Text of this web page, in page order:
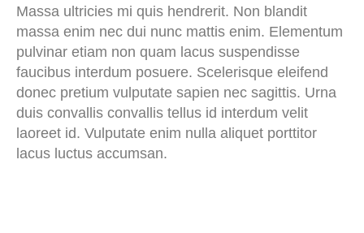
Massa ultricies mi quis hendrerit. Non blandit
massa enim nec dui nunc mattis enim. Elementum
pulvinar etiam non quam lacus suspendisse
faucibus interdum posuere. Scelerisque eleifend
donec pretium vulputate sapien nec sagittis. Urna
duis convallis convallis tellus id interdum velit
laoreet id. Vulputate enim nulla aliquet porttitor
lacus luctus accumsan.